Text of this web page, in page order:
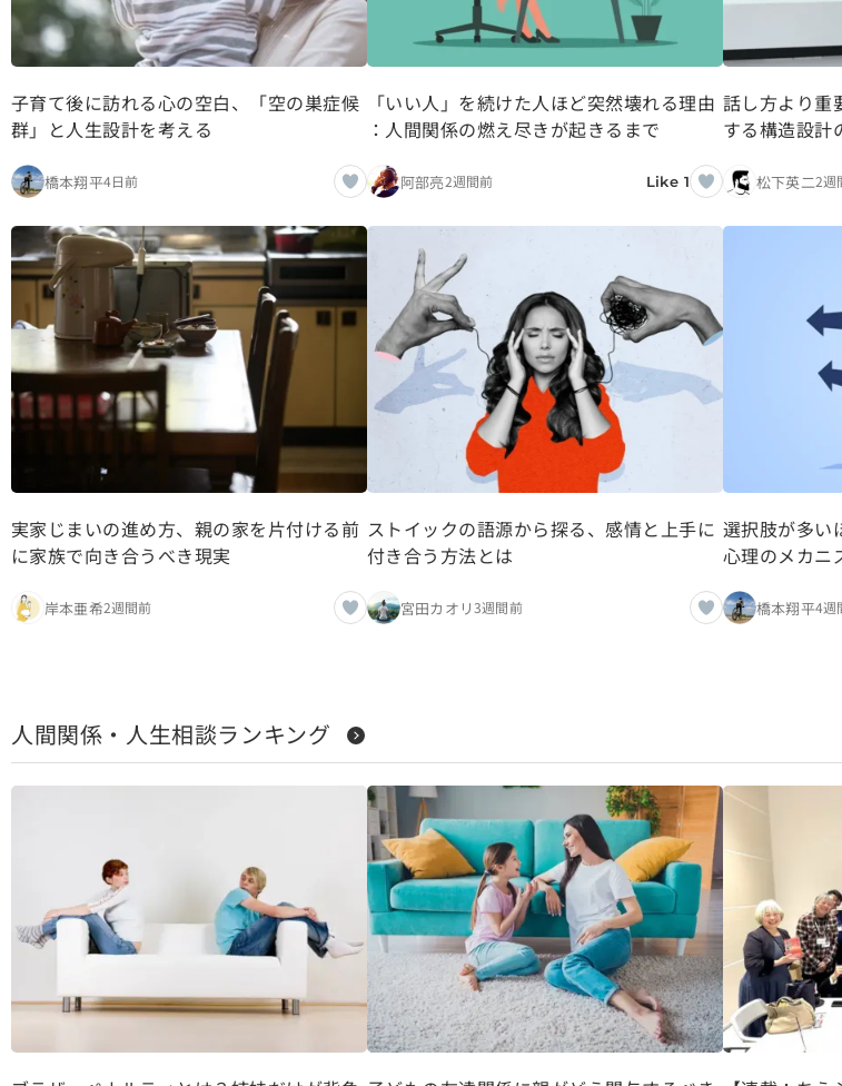
子育て後に訪れる心の空白、「空の巣症候
群」と人生設計を考える
橋本翔平4日前
「いい人」を続けた人ほど突然壊れる理由
：人間関係の燃え尽きが起きるまで
阿部亮2週間前 Like 1
話し方より重
する構造設計
松下英二2週
実家じまいの進め方、親の家を片付ける前
に家族で向き合うべき現実
岸本亜希2週間前
ストイックの語源から探る、感情と上手に
付き合う方法とは
宮田カオリ3週間前
選択肢が多い
心理のメカニ
橋本翔平4週
人間関係・人生相談ランキング